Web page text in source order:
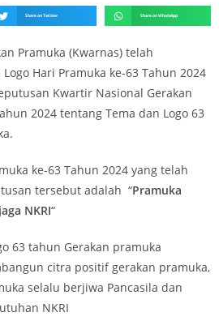
Share on Twitter Share on WhatsApp
Pramuka (Kwarnas) telah
Hari Pramuka ke-63 Tahun 2024
Kwartir Nasional Gerakan
2024 tentang Tema dan Logo 63
ke-63 Tahun 2024 yang telah
tersebut adalah “Pramuka
NKRI“
63 tahun Gerakan pramuka
citra positif gerakan pramuka,
selalu berjiwa Pancasila dan
NKRI